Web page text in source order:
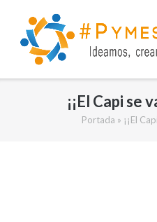
contenido
¡¡El Capi se
Portada » ¡¡El